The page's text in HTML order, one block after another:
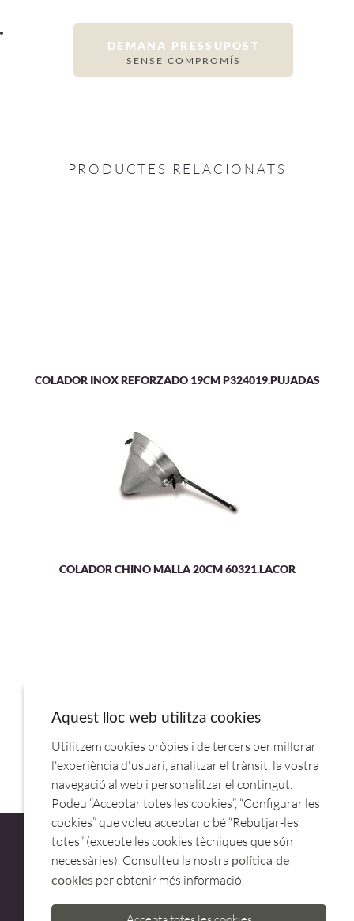
DEMANA PRESSUPOST
SENSE COMPROMÍS
PRODUCTES RELACIONATS
COLADOR INOX REFORZADO 19CM P324019.PUJADAS
COLADOR CHINO MALLA 20CM 60321.LACOR
COLADOR INOX REFORZADO 19CM P324019.PUJADAS
ATENCIÓ AL CLIENT
Aquest lloc web utilitza cookies
Utilitzem cookies pròpies i de tercers per millorar
l'experiència d'usuari, analitzar el trànsit, la vostra
navegació al web i personalitzar el contingut.
Podeu “Acceptar totes les cookies”, “Configurar les
cookies” que voleu acceptar o bé “Rebutjar-les
totes” (excepte les cookies tècniques que són
necessàries). Consulteu la nostra política de
cookies per obtenir més informació.